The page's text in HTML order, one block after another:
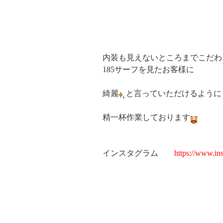
内装も見えないところまでこだわ
185サーフを見たお客様に
綺麗 と言っていただけるように
精一杯作業しております
インスタグラム https://